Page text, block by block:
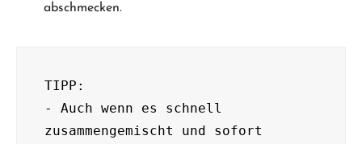
abschmecken.
TIPP:
- Auch wenn es schnell
zusammengemischt und sofort